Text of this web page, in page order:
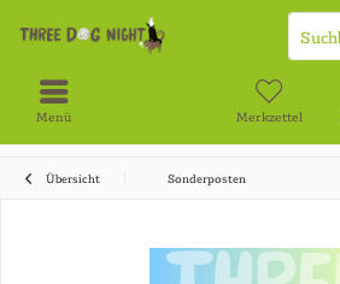
Menü Merkzettel
Übersicht Sonderposten